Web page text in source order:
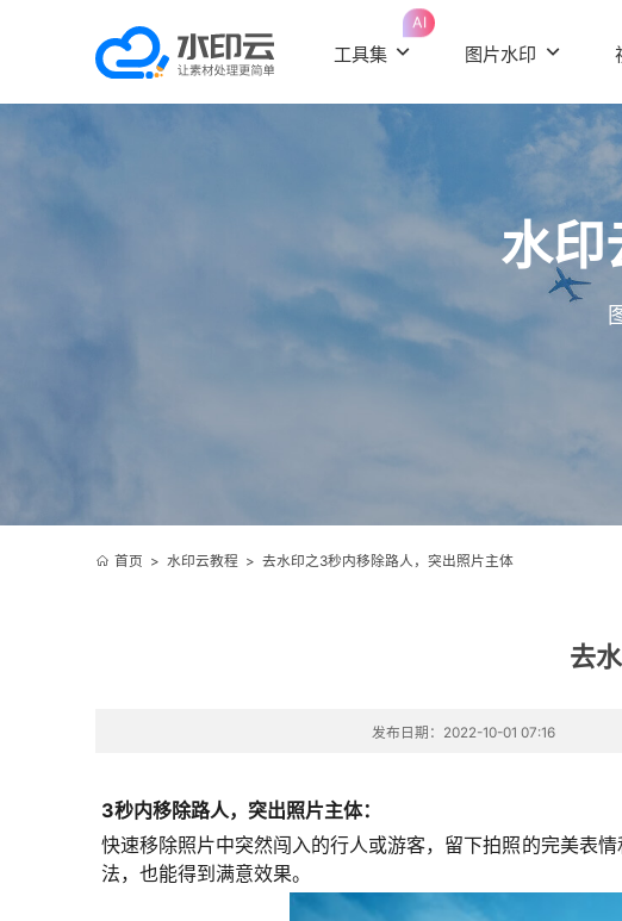
工具集
AI
图片水印
水印
首页 > 水印云教程 > 去水印之3秒内移除路人，突出照片主体
去
发布日期：2022-10-01 07:16
3秒内移除路人，突出照片主体：
快速移除照片中突然闯入的行人或游客，留下拍照的完美表
法，也能得到满意效果。